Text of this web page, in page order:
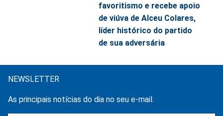
favoritismo e recebe apoio
de viúva de Alceu Colares,
líder histórico do partido
de sua adversária
NEWSLETTER
As principais notícias do dia no seu e-mail.